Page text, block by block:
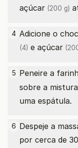
açúcar (200 g)
4 Adicione o
(4) e açúcar
5 Peneire a
sobre a
uma espátula.
6 Despeje a
por cerca de